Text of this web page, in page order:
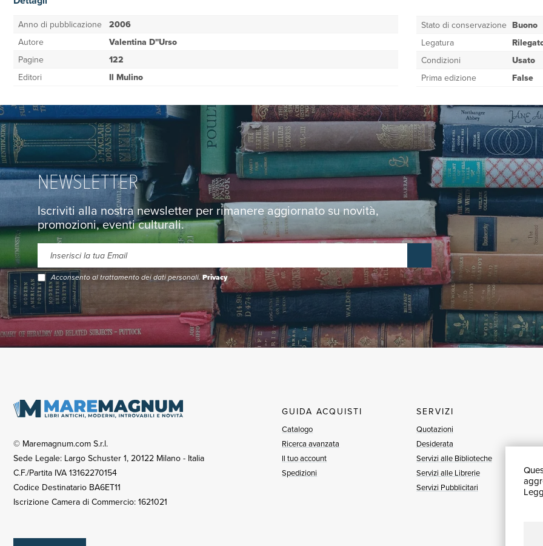
Anno di pubblicazione 2006
Autore
Valentina D''Urso
Pagine
122
Editori
Il Mulino
Stato di conservazione Buono
Legatura
Condizioni
Usato
Prima edizione
False
NEWSLETTER
Iscriviti alla nostra newsletter per rimanere aggiornato su novità,
promozioni, eventi culturali.
Acconsento al trattamento dei dati personali.Privacy
© Maremagnum.com S.r.l.
Sede Legale: Largo Schuster 1, 20122 Milano - Italia
C.F./Partita IVA 13162270154
Codice Destinatario BA6ET11
Iscrizione Camera di Commercio: 1621021
GUIDA ACQUISTI
Catalogo
Ricerca avanzata
Il tuo account
Spedizioni
SERVIZI
Quotazioni
Desiderata
Servizi alle Biblioteche
Servizi alle Librerie
Servizi Pubblicitari